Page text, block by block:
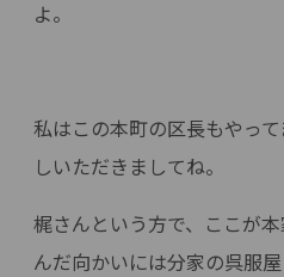
よ。
私はこの本町の区長もやっ
しいただきましてね。
梶さんという方で、ここが
んだ向かいには分家の呉服